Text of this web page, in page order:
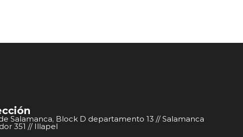
Salamanca, Block D departamento 13 // Salamanca
351 // Illapel